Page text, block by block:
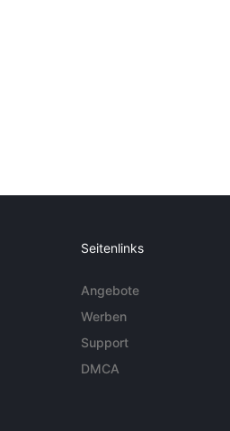
Seitenlinks
Angebote
Werben
Support
DMCA